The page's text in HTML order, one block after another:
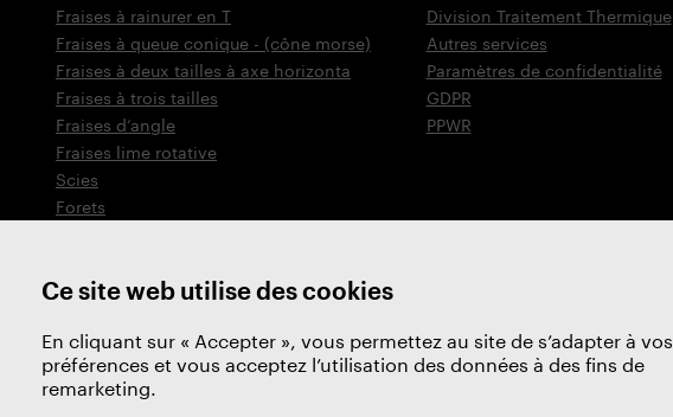
Fraises à rainurer en T
Fraises à queue conique - (cône morse)
Fraises à deux tailles à axe horizonta
Fraises à trois tailles
Fraises d‘angle
Fraises lime rotative
Scies
Forets
Division Traitement Thermique
Autres services
Paramètres de confidentialité
GDPR
PPWR
Ce site web utilise des cookies
En cliquant sur « Accepter », vous permettez au site de s’adapter à vos
préférences et vous acceptez l’utilisation des données à des fins de
remarketing.